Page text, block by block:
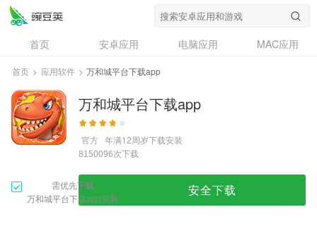
首页 安卓应用 电脑应用
MAC应用
资讯
专题
问答
首页 > 应用软件 > 万和城平台下载app
万和城平台下载app
官方 年满12周岁下载安装
8150096次下载
需优先下载
万和城平台下载app安装
安全下载